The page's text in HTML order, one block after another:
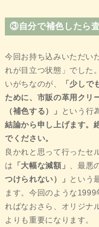
③自分で補色したら
今回お持ち込みいただい
れが目立つ状態」でした
いがちなのが、
「少しで
ために、市販の革用クリ
（補色する）」
という行
結論から申し上げます。
でください。
良かれと思って行ったセ
は 「大幅な減額」 、最悪
つけられない）」
という
ます。今回のような
ればなおさら、オリジナ
よりも重要になります。